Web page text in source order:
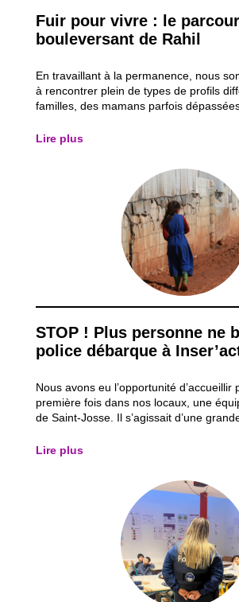
Fuir pour vivre : le
bouleversant de Rahil
En travaillant à la permanence, nous
à rencontrer plein de types de profils
familles, des mamans parfois
etc. Parmi toutes ces personnes, j’ai
Lire plus
STOP ! Plus personne ne
police débarque à
Nous avons eu l’opportunité d’accueillir
première fois dans nos locaux, une
de Saint-Josse. Il s’agissait d’une
nos juniors afin de leur faire comprendre
Lire plus